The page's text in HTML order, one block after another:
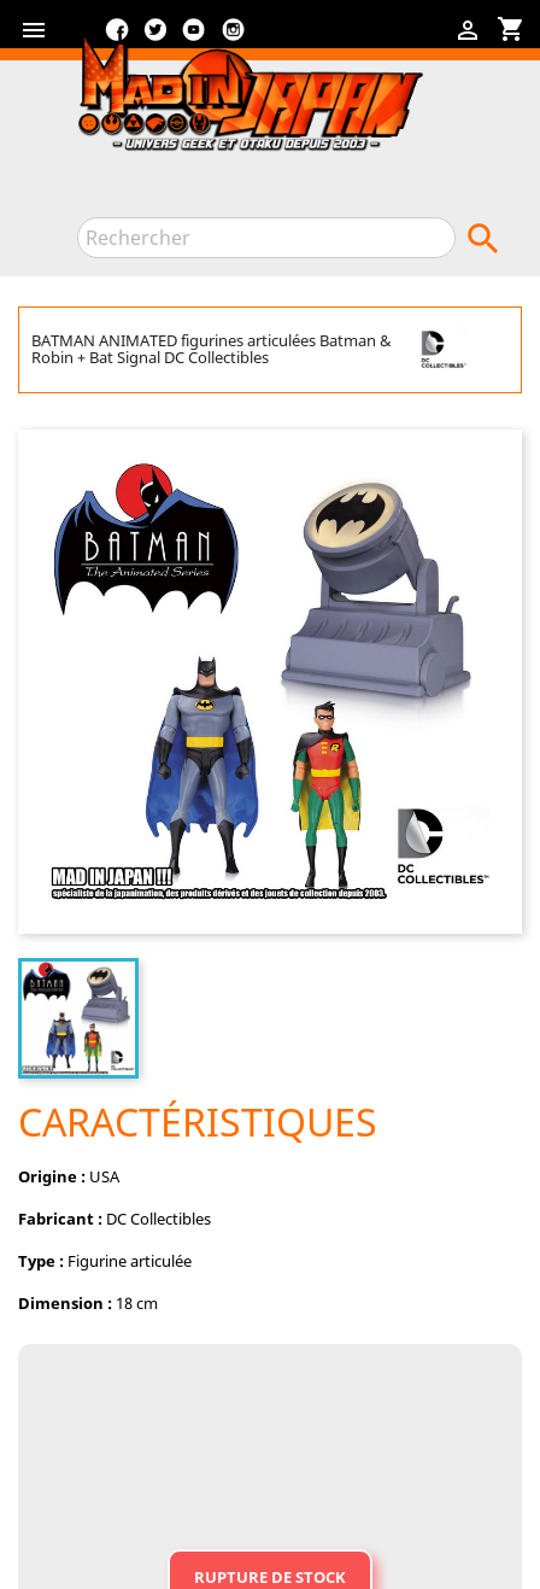
 shopping_cart

FacebookTwitterYouTube

BATMAN ANIMATED figurines articulées Batman &
Robin + Bat Signal DC Collectibles
CARACTÉRISTIQUES
Origine : USA
Fabricant : DC Collectibles
Type : Figurine articulée
Dimension : 18 cm
RUPTURE DE STOCK